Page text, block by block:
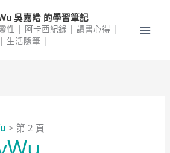
吳嘉皓 的學習筆記
性 | 阿卡西紀錄 | 讀書心得 |
生活隨筆 |
第 2 頁